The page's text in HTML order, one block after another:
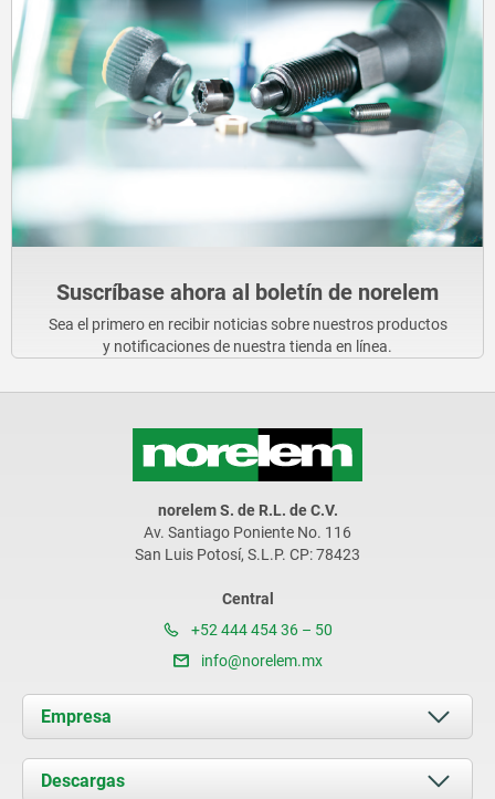
Suscríbase ahora al boletín de norelem
Sea el primero en recibir noticias sobre nuestros productos
y notificaciones de nuestra tienda en línea.
norelem S. de R.L. de C.V.
Av. Santiago Poniente No. 116
San Luis Potosí, S.L.P. CP: 78423
Central
+52 444 454 36 – 50
info@norelem.mx
Empresa
Acerca de nosotros
Descargas